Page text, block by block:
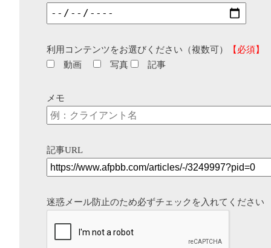
利用コンテンツをお選びください（複数可）
【必須】
動画
写真 記事
メモ
記事URL
迷惑メール防止のため必ずチェックを入れてください